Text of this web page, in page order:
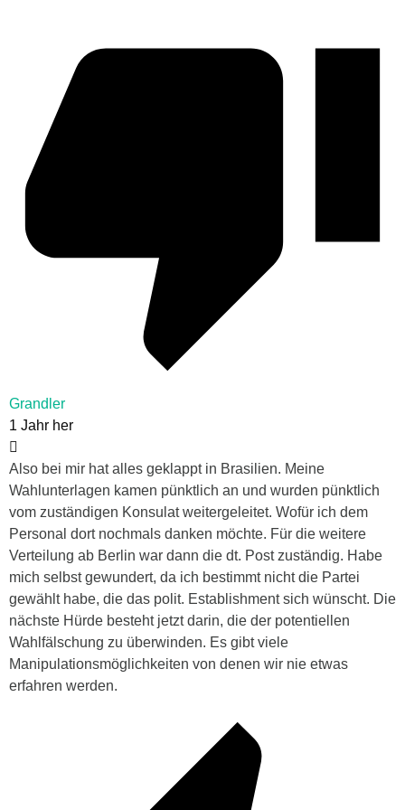
Grandler
1 Jahr her
Also bei mir hat alles geklappt in Brasilien. Meine
Wahlunterlagen kamen pünktlich an und wurden pünktlich
vom zuständigen Konsulat weitergeleitet. Wofür ich dem
Personal dort nochmals danken möchte. Für die weitere
Verteilung ab Berlin war dann die dt. Post zuständig. Habe
mich selbst gewundert, da ich bestimmt nicht die Partei
gewählt habe, die das polit. Establishment sich wünscht. Die
nächste Hürde besteht jetzt darin, die der potentiellen
Wahlfälschung zu überwinden. Es gibt viele
Manipulationsmöglichkeiten von denen wir nie etwas
erfahren werden.